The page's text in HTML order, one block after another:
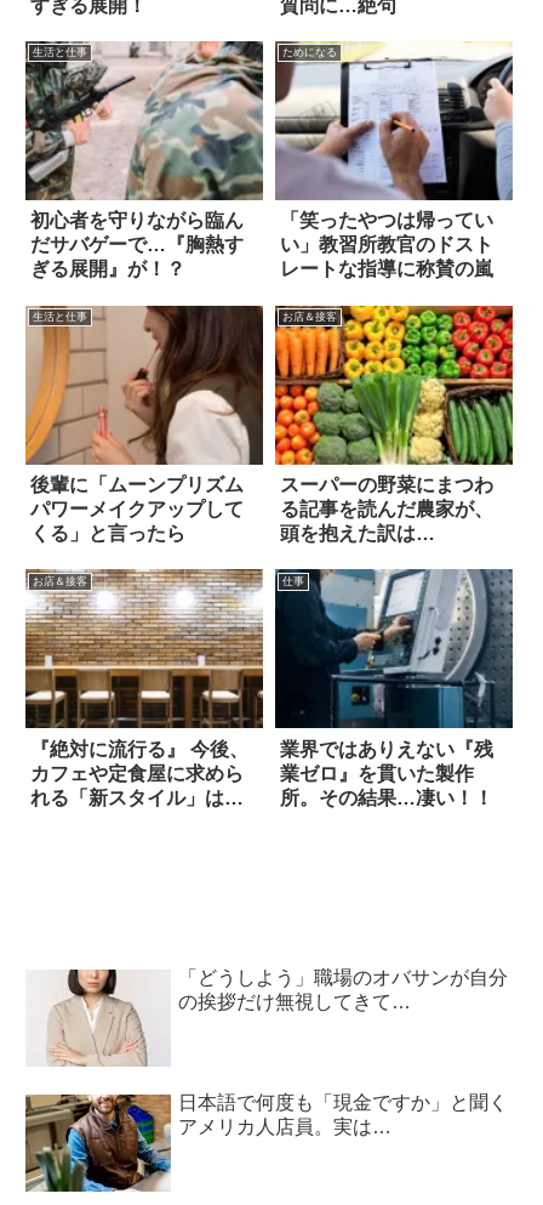
すぎる展開！
質問に…絶句
生活と仕事
初心者を守りながら臨ん
だサバゲーで…『胸熱す
ぎる展開』が！？
ためになる
「笑ったやつは帰ってい
い」教習所教官のドスト
レートな指導に称賛の嵐
生活と仕事
後輩に「ムーンプリズム
パワーメイクアップして
くる」と言ったら
お店＆接客
スーパーの野菜にまつわ
る記事を読んだ農家が、
頭を抱えた訳は…
お店＆接客
『絶対に流行る』 今後、
カフェや定食屋に求めら
れる「新スタイル」は…
仕事
業界ではありえない『残
業ゼロ』を貫いた製作
所。その結果…凄い！！
「どうしよう」職場のオバサンが自分
の挨拶だけ無視してきて…
日本語で何度も「現金ですか」と聞く
アメリカ人店員。実は…